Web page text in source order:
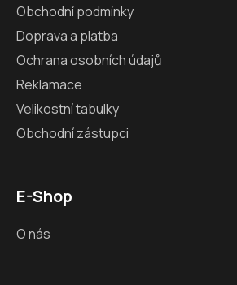
Obchodní podmínky
Doprava a platba
Ochrana osobních údajů
Reklamace
Velikostní tabulky
Obchodní zástupci
E-Shop
O nás